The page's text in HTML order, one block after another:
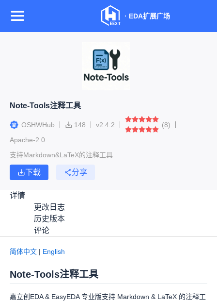
· EDA扩展广场
Note-Tools注释工具
OSHWHub 148 v2.4.2 (8)
Apache-2.0
支持Markdown&LaTeX的注释工具
下载 分享
详情
更改日志
历史版本
评论
Note-Tools注释工具
(8) Apache-2.0
简体中文 | English
Note-Tools注释工具
嘉立创EDA & EasyEDA 专业版支持 Markdown & LaTeX 的注释工